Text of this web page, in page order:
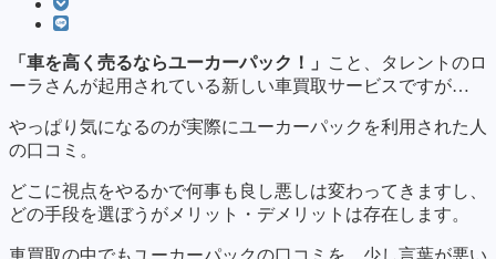
「車を高く売るならユーカーパック！」
こと、タレントのロ
ーラさんが起用されている新しい車買取サービスですが…
やっぱり気になるのが実際にユーカーパックを利用された人
の口コミ。
どこに視点をやるかで何事も良し悪しは変わってきますし、
どの手段を選ぼうがメリット・デメリットは存在します。
車買取の中でもユーカーパックの口コミを、少し言葉が悪い